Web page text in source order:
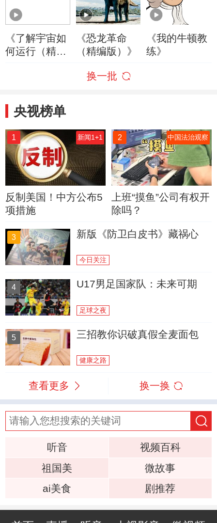
《了解宇宙如
何运行（精编
《恐龙革命
（精编版）》
《我的牛顿教
练》
换一批
央视榜单
1 新闻1+1
反制美国！中方公布5
项措施
2 中国法治观察
上班“摸鱼”公司有权开
除吗？
3 新版《防卫白皮书》藏祸心
今日关注
4 U17男足国家队：未来可期
足球之夜
5 三招教你识破真假全麦面包
健康之路
查看更多 换一换
听音
视频百科
祖国美
微故事
ai美食
剧推荐